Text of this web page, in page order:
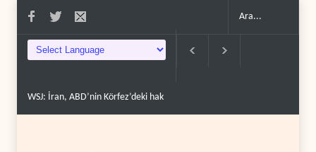
İran: ABD’nin kara saldırısı planını başarısızlı..